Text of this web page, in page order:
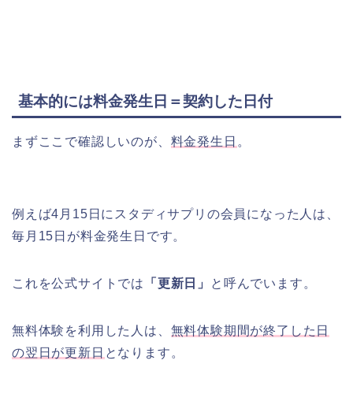
基本的には料金発生日＝契約した日付
まずここで確認しいのが、 料金発生日 。
例えば4月15日にスタディサプリの会員になった人は、
毎月15日が料金発生日です。
これを公式サイトでは 「更新日」 と呼んでいます。
無料体験を利用した人は、 無料体験期間が終了した日
の翌日が更新日 となります。